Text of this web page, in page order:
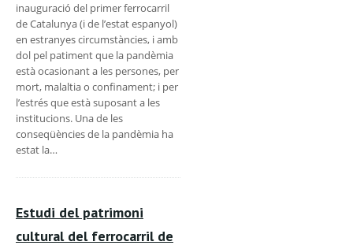
inauguració del primer ferrocarril
de Catalunya (i de l’estat espanyol)
en estranyes circumstàncies, i amb
dol pel patiment que la pandèmia
està ocasionant a les persones, per
mort, malaltia o confinament; i per
l’estrés que està suposant a les
institucions. Una de les
conseqüències de la pandèmia ha
estat la…
Estudi del patrimoni
cultural del ferrocarril de